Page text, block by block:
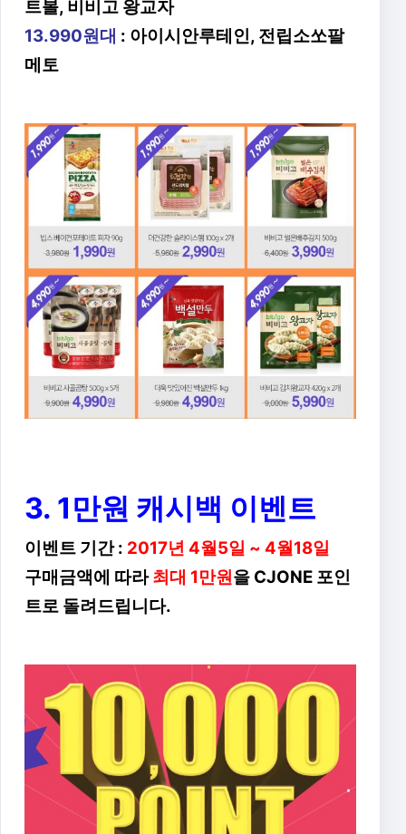
트볼, 비비고 왕교자
13.990원대 : 아이시안루테인, 전립소쏘팔
메토
3. 1만원 캐시백 이벤트
이벤트 기간 : 2017년 4월5일 ~ 4월18일
구매금액에 따라최대 1만원을 CJONE 포인
트로 돌려드립니다.